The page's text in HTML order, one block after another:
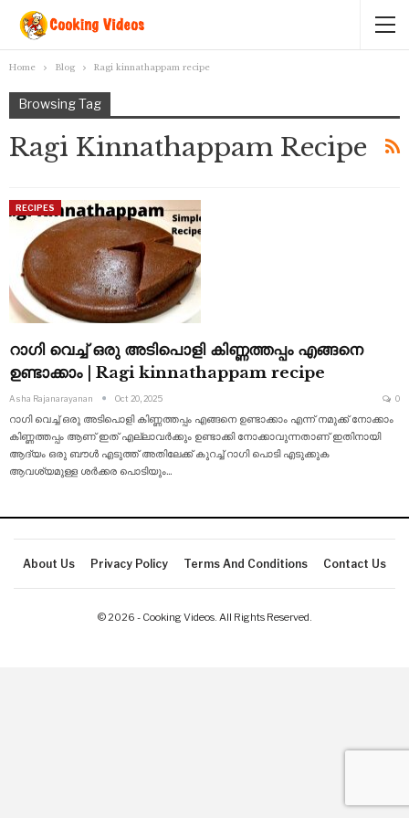
Home Blog Ragi kinnathappam recipe
Browsing Tag
Ragi Kinnathappam Recipe
RECIPES
റാഗി വെച്ച് ഒരു അടിപൊളി കിണ്ണത്തപ്പം എങ്ങനെ
ഉണ്ടാക്കാം | Ragi kinnathappam recipe
Asha Rajanarayanan Oct 20, 2025 0
റാഗി വെച്ച് ഒരു അടിപൊളി കിണ്ണത്തപ്പം എങ്ങനെ ഉണ്ടാക്കാം എന്ന് നമുക്ക് നോക്കാം
കിണ്ണത്തപ്പം ആണ് ഇത് എല്ലാവർക്കും ഉണ്ടാക്കി നോക്കാവുന്നതാണ് ഇതിനായി
ആദ്യം ഒരു ബൗൾ എടുത്ത് അതിലേക്ക് കുറച്ച് റാഗി പൊടി എടുക്കുക
ആവശ്യമുള്ള ശർക്കര പൊടിയും…
About Us Privacy Policy Terms And Conditions Contact Us
© 2026 - Cooking Videos. All Rights Reserved.